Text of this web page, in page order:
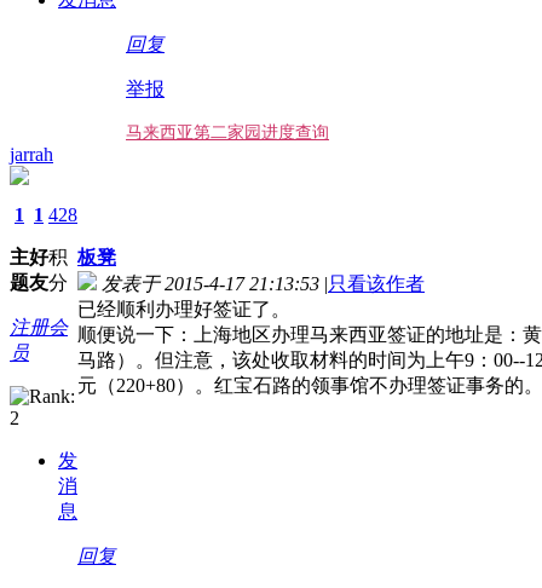
回复
举报
马来西亚第二家园进度查询
jarrah
1
主
题
1
好
友
428
积
分
注册会
员
发
消
息
板凳
发表于 2015-4-17 21:13:53 |只看该作者
已经顺利办理好签证了。
顺便说一下：上海地区办理马来西亚签证的地址是：
马路）。但注意，该处收取材料的时间为上午9：00--
元（220+80）。红宝石路的领事馆不办理签证事务的。
回复